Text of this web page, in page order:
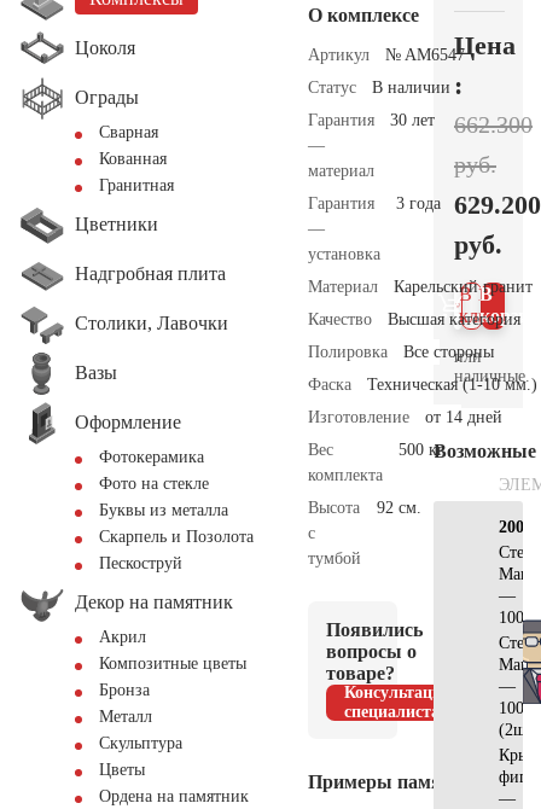
Цоколя
Ограды
Сварная
Кованная
Гранитная
Цветники
Надгробная плита
Столики, Лавочки
Вазы
Оформление
Фотокерамика
Фото на стекле
Буквы из металла
Скарпель и Позолота
Пескоструй
Декор на памятник
Акрил
Композитные цветы
Бронза
Металл
Скульптура
Цветы
Ордена на памятник
О комплексе
Артикул
№ AM6547
Статус
В наличии
Гарантия
—
материал
30 лет
Гарантия
—
установка
3 года
Материал
Карельский гранит
Качество
Высшая категория
Полировка
Все стороны
Фаска
Техническая (1-10 мм.)
Изготовление
от 14 дней
Вес
комплекта
500 кг.
Высота
с
тумбой
92 см.
Появились
вопросы о
товаре?
Консультация
специалиста
Примеры памятников
Цена
:
662.300
руб.
629.200
руб.
В
В 1
клик
или
наличные.
Возможные
Стела
—
Стела
—
(2шт)
—